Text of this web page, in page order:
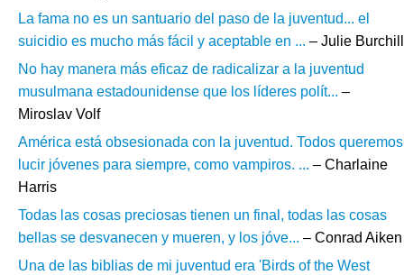
La fama no es un santuario del paso de la juventud... el
suicidio es mucho más fácil y aceptable en ... – Julie Burchill
No hay manera más eficaz de radicalizar a la juventud
musulmana estadounidense que los líderes polít... –
Miroslav Volf
América está obsesionada con la juventud. Todos queremos
lucir jóvenes para siempre, como vampiros. ... – Charlaine
Harris
Todas las cosas preciosas tienen un final, todas las cosas
bellas se desvanecen y mueren, y los jóve... – Conrad Aiken
Una de las biblias de mi juventud era 'Birds of the West